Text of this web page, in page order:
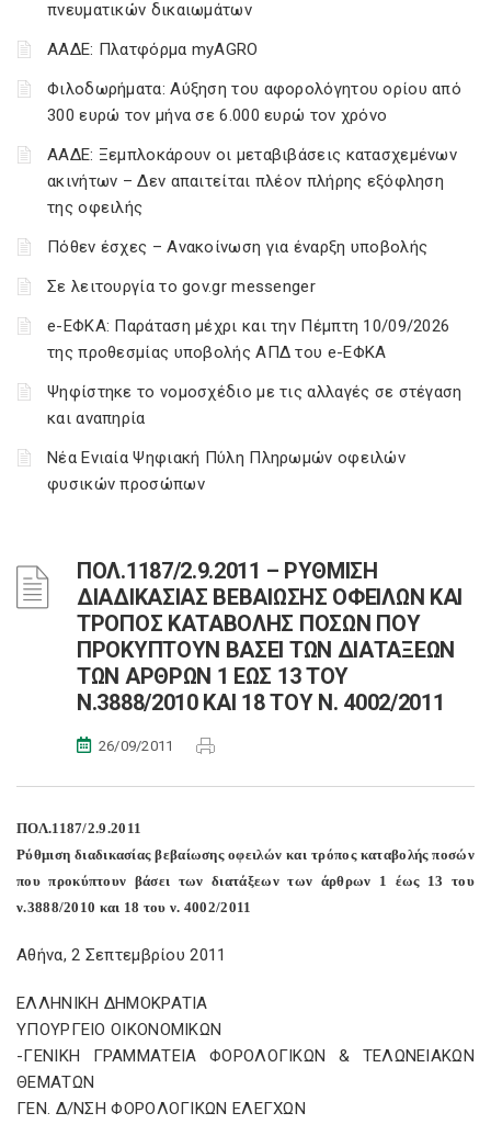
πνευματικών δικαιωμάτων
ΑΑΔΕ: Πλατφόρμα myAGRO
Φιλοδωρήματα: Αύξηση του αφορολόγητου ορίου από
300 ευρώ τον μήνα σε 6.000 ευρώ τον χρόνο
ΑΑΔΕ: Ξεμπλοκάρουν οι μεταβιβάσεις κατασχεμένων
ακινήτων – Δεν απαιτείται πλέον πλήρης εξόφληση
της οφειλής
Πόθεν έσχες – Ανακοίνωση για έναρξη υποβολής
Σε λειτουργία το gov.gr messenger
e-ΕΦΚΑ: Παράταση μέχρι και την Πέμπτη 10/09/2026
της προθεσμίας υποβολής ΑΠΔ του e-ΕΦΚΑ
Ψηφίστηκε το νομοσχέδιο με τις αλλαγές σε στέγαση
και αναπηρία
Νέα Ενιαία Ψηφιακή Πύλη Πληρωμών οφειλών
φυσικών προσώπων
ΠΟΛ.1187/2.9.2011 – ΡΥΘΜΙΣΗ
ΔΙΑΔΙΚΑΣΙΑΣ ΒΕΒΑΙΩΣΗΣ ΟΦΕΙΛΩΝ ΚΑΙ
ΤΡΟΠΟΣ ΚΑΤΑΒΟΛΗΣ ΠΟΣΩΝ ΠΟΥ
ΠΡΟΚΥΠΤΟΥΝ ΒΑΣΕΙ ΤΩΝ ΔΙΑΤΑΞΕΩΝ
ΤΩΝ ΑΡΘΡΩΝ 1 ΕΩΣ 13 ΤΟΥ
Ν.3888/2010 ΚΑΙ 18 ΤΟΥ Ν. 4002/2011
26/09/2011
ΠΟΛ.1187/2.9.2011
Ρύθμιση διαδικασίας βεβαίωσης οφειλών και τρόπος καταβολής ποσών
που προκύπτουν βάσει των διατάξεων των άρθρων 1 έως 13 του
ν.3888/2010 και 18 του ν. 4002/2011
Αθήνα, 2 Σεπτεμβρίου 2011
ΕΛΛΗΝΙΚΗ ΔΗΜΟΚΡΑΤΙΑ
ΥΠΟΥΡΓΕΙΟ ΟΙΚΟΝΟΜΙΚΩΝ
-ΓΕΝΙΚΗ ΓΡΑΜΜΑΤΕΙΑ ΦΟΡΟΛΟΓΙΚΩΝ & ΤΕΛΩΝΕΙΑΚΩΝ
ΘΕΜΑΤΩΝ
ΓΕΝ. Δ/ΝΣΗ ΦΟΡΟΛΟΓΙΚΩΝ ΕΛΕΓΧΩΝ